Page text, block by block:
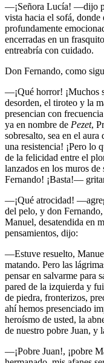
—¡Señora Lucía! —dijo
vista hacia el sofá, donde
profundamente
encerradas en un
entreabría con cuidado.
Don Fernando, como
—¡Qué horror! ¡Muchos
desorden, el tiroteo y la
presencian con
ya en nombre de Pezet,
sobresalto, sea en el
una resistencia! ¡Pero lo
de la felicidad entre el
lanzados en los muros
Fernando! ¡Basta!—
—¡Qué atrocidad!
del pelo, y don
Manuel, desatendida en
pensamientos, dijo:
—Estuve resuelto,
matando. Pero las
pensar en salvarme para
pared de la izquierda y
de piedra, fronterizos,
ahí hemos presenciado
heroísmo de usted, la
de nuestro pobre Juan, y
—¡Pobre Juan!, ¡pobre